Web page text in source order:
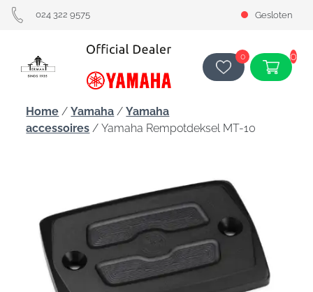
024 322 9575 Gesloten
0 0
Home /Yamaha /Yamaha
accessoires / Yamaha Rempotdeksel MT-10